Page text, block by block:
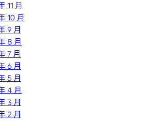
11 月
10 月
9 月
8 月
7 月
6 月
5 月
4 月
3 月
2 月